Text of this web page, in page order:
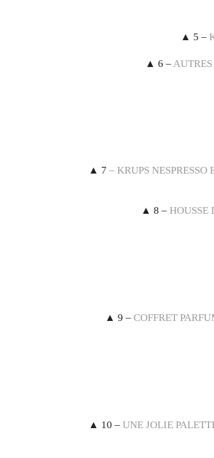
▲ 5 –
▲6 –
▲ 7– KRUPS
▲8 –HOUSSE
▲ 9 – COFFRET
▲ 10 – UNE JOLIE